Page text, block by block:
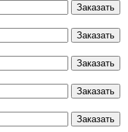
Заказать
Заказать
Заказать
Заказать
Заказать